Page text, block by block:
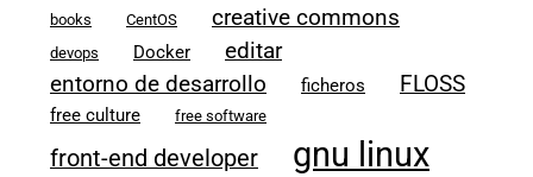
books CentOS creative commons
devops Docker
editar
entorno de desarrollo
ficheros FLOSS
free culture free software
front-end developer gnu linux